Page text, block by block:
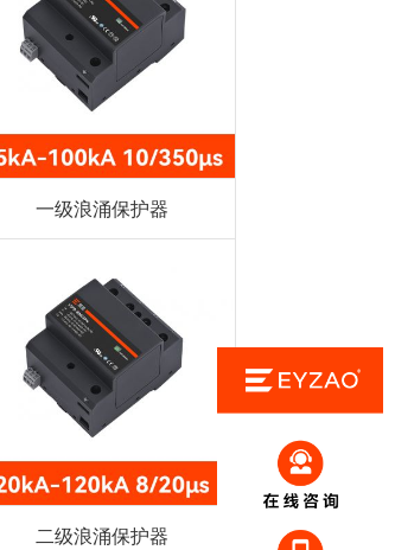
一级浪涌保护器
二级浪涌保护器